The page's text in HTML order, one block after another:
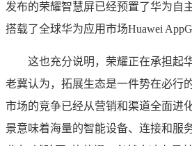
发布的荣耀智慧屏已经预置了华为自
搭载了全球华为应用市场Huawei
这也充分说明，荣耀正在承担起
老冀认为，拓展生态是一件势在必行
市场的竞争已经从营销和渠道全面进
景意味着海量的智能设备、连接和服